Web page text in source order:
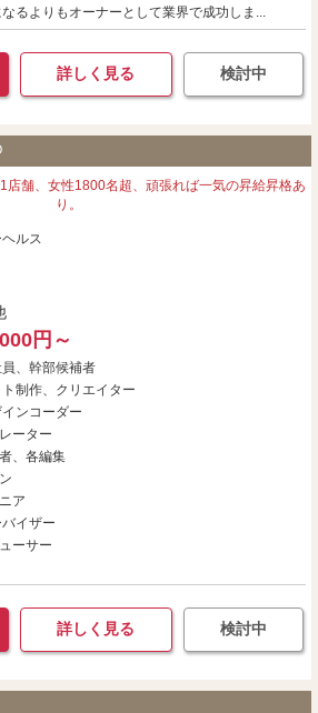
るよりもオーナーとして業界で成功しま...
詳しく見る 検討中
舗、女性1800名超、頑張れば一気の昇給昇格あ
り。
ルス
円～
、幹部候補者
制作、クリエイター
ンコーダー
ーター
、各編集
ア
イザー
ーサー
詳しく見る 検討中